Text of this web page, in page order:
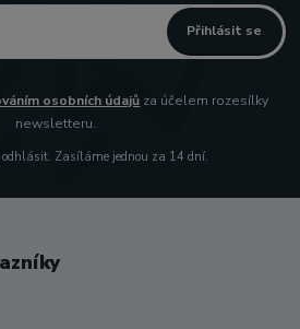
Přihlásit se
osobních údajů za účelem rozesílky
newsletteru.
odhlásit. Zasíláme jednou za 14 dní.